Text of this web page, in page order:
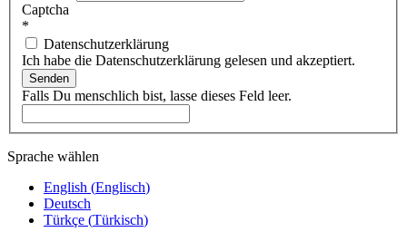
Captcha
*
Datenschutzerklärung
Ich habe die Datenschutzerklärung gelesen und akzeptiert.
Senden
Falls Du menschlich bist, lasse dieses Feld leer.
Sprache wählen
English (Englisch)
Deutsch
Türkçe (Türkisch)